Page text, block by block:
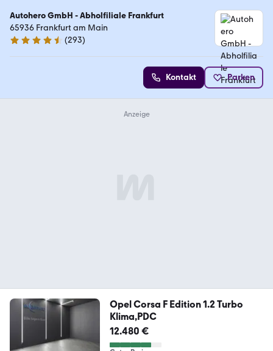
Autohero GmbH - Abholfiliale Frankfurt
65936 Frankfurt am Main
4.6 Sterne
(293)
Kontakt Parken
Opel Corsa F Edition 1.2 Turbo
Klima,PDC
12.480 €